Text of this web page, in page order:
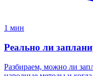
1 мин
Реально ли
Разбираем, можно ли